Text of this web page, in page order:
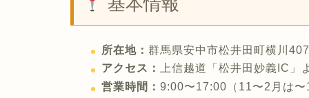
所在地： 群馬県安中市松井田町横川
アクセス： 上信越道「松井田妙義IC」
営業時間： 9:00〜17:00（11〜2月は